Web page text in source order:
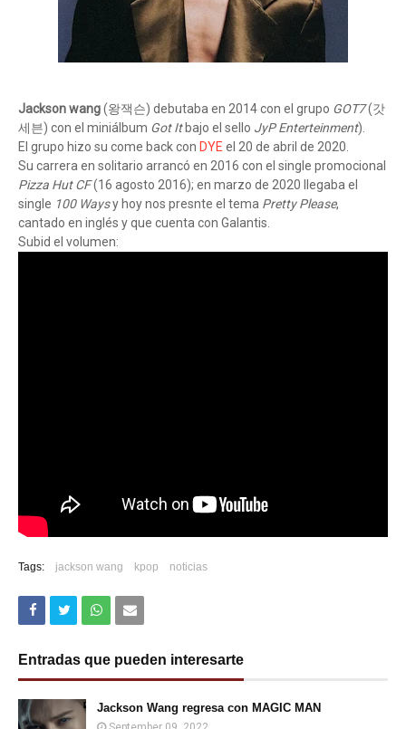
Jackson wang(왕잭슨) debutaba en 2014 con el grupo GOT7(갓
세븐) con el miniálbum Got Itbajo el sello JyP Enterteinment).
El grupo hizo su come back con DYE el 20 de abril de 2020.
Su carrera en solitario arrancó en 2016 con el single promocional
Pizza Hut CF(16 agosto 2016); en marzo de 2020 llegaba el
single 100 Waysy hoy nos presnte el tema Pretty Please,
cantado en inglés y que cuenta con Galantis.
Subid el volumen:
Tags: jackson wang kpop noticias
Entradas que pueden interesarte
Jackson Wang regresa con MAGIC MAN